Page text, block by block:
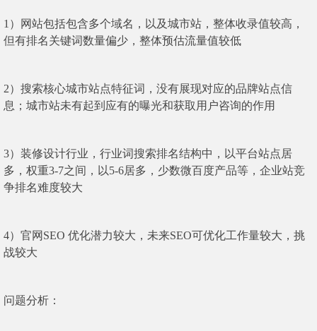
1）网站包括包含多个域名，以及城市站，整体收录值较高，
但有排名关键词数量偏少，整体预估流量值较低
2）搜索核心城市站点特征词，没有展现对应的品牌站点信
息；城市站未有起到应有的曝光和获取用户咨询的作用
3）装修设计行业，行业词搜索排名结构中，以平台站点居
多，权重3-7之间，以5-6居多，少数微百度产品等，企业站竞
争排名难度较大
4）官网SEO 优化潜力较大，未来SEO可优化工作量较大，挑
战较大
问题分析：